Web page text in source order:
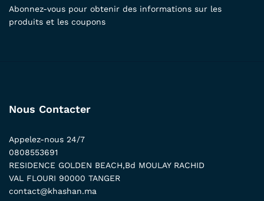
Abonnez-vous pour obtenir des informations sur les
produits et les coupons
Nous Contacter
Appelez-nous 24/7
0808553691
RESIDENCE GOLDEN BEACH,Bd MOULAY RACHID
VAL FLOURI 90000 TANGER
contact@khashan.ma